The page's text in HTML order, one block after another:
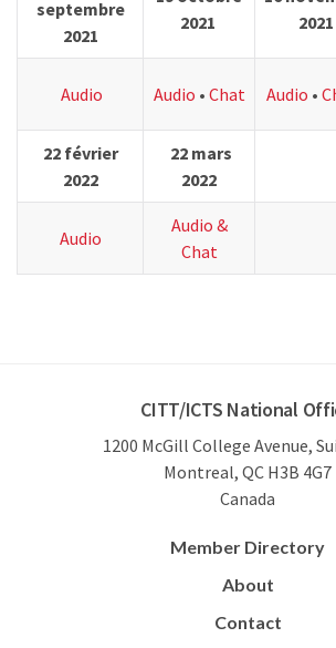
septembre
2021
2021
2021
Audio Audio • Chat Audio •
22 février
2022
22 mars
2022
Audio
Audio &
Chat
CITT/ICTS National
1200 McGill College Avenue,
Montreal, QC H3B 4G7
Canada
Member Directory
About
Contact